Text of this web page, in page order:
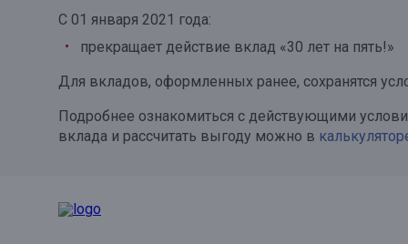
Онлайн
Удаленная идентификация
Мобильное приложение
Подтверждение согласия через Госуслуги
Все сервисы
С 01 января 2021 года:
прекращает действие вклад «30 лет на пять!»
Для вкладов, оформленных ранее, сохранятся
Подробнее ознакомиться с действующими
вклада и рассчитать выгоду можно в